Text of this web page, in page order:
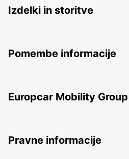
Izdelki in storitve
Pomembe informacije
Europcar Mobility Group
Pravne informacije